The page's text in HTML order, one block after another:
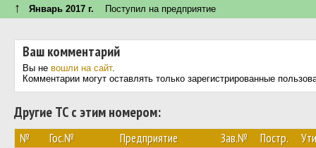
↑ Январь 2017 г. Поступил на предприятие
Ваш комментарий
Вы не вошли на сайт.
Комментарии могут оставлять только зарегистрированные
Другие ТС с этим номером:
№ Гос.№ Предприятие Зав.№ Постр.